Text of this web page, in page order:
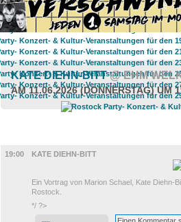
KATE DIEHN-BITT@ EHM
AM 11.06.2026 (DONNERSTAG) UM
19:00
KATE DIEHN-BITT
Ein Vortrag von Marion Schael, Kate Diehn-
Rostock.
*/ ?>